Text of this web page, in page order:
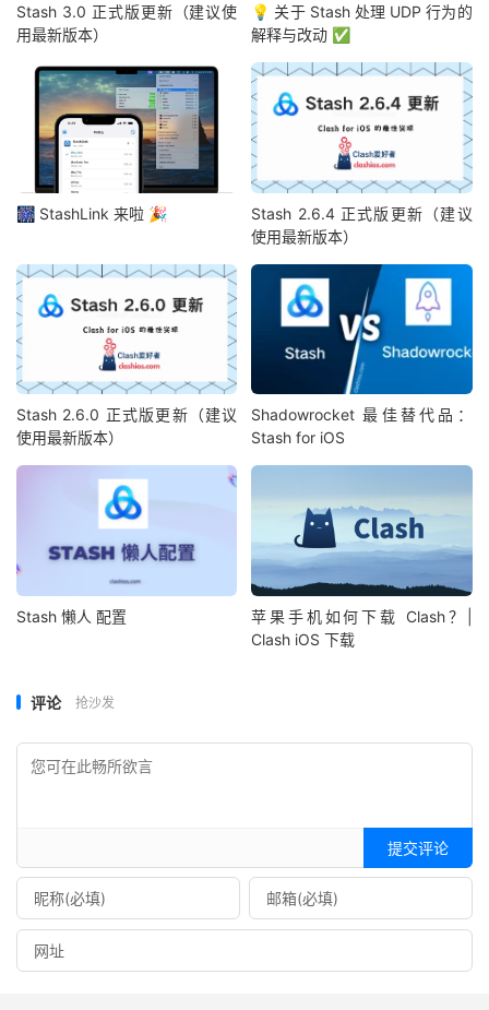
Stash 3.0 正式版更新（建议使
用最新版本）
💡 关于 Stash 处理 UDP 行为的
解释与改动 ✅
🎆 StashLink 来啦 🎉
Stash 2.6.4 正式版更新（建议
使用最新版本）
Stash 2.6.0 正式版更新（建议
使用最新版本）
Shadowrocket 最佳替代品：
Stash for iOS
Stash 懒人 配置
苹果手机如何下载 Clash？|
Clash iOS 下载
评论 抢沙发
提交评论